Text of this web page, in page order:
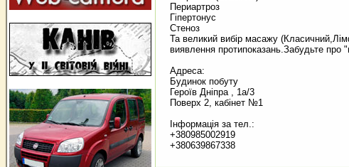
Периартроз
Гіпертонус
Стеноз
Та великий вибір масажу
виявлення протипоказань.Забудьте про
Адреса:
Будинок побуту
Героїв Дніпра , 1а/3
Поверх 2, кабінет №1
Інформація за тел.:
+380985002919
+380639867338